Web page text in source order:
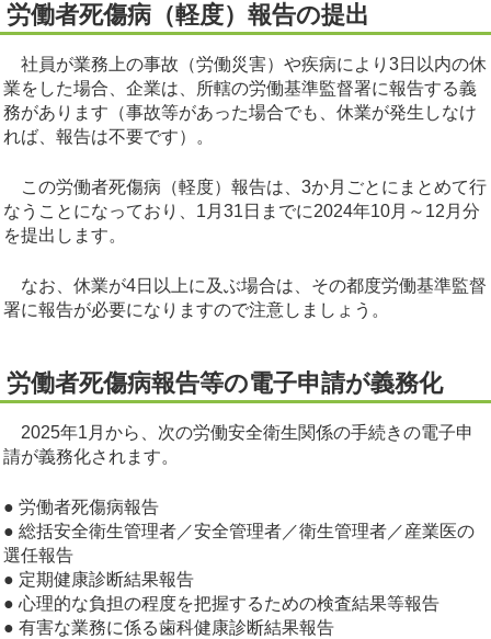
労働者死傷病（軽度）報告の提出
社員が業務上の事故（労働災害）や疾病により3日以内の休
業をした場合、企業は、所轄の労働基準監督署に報告する義
務があります（事故等があった場合でも、休業が発生しなけ
れば、報告は不要です）。
この労働者死傷病（軽度）報告は、3か月ごとにまとめて行
なうことになっており、1月31日までに2024年10月～12月分
を提出します。
なお、休業が4日以上に及ぶ場合は、その都度労働基準監督
署に報告が必要になりますので注意しましょう。
労働者死傷病報告等の電子申請が義務化
2025年1月から、次の労働安全衛生関係の手続きの電子申
請が義務化されます。
● 労働者死傷病報告
● 総括安全衛生管理者／安全管理者／衛生管理者／産業医の
選任報告
● 定期健康診断結果報告
● 心理的な負担の程度を把握するための検査結果等報告
● 有害な業務に係る歯科健康診断結果報告